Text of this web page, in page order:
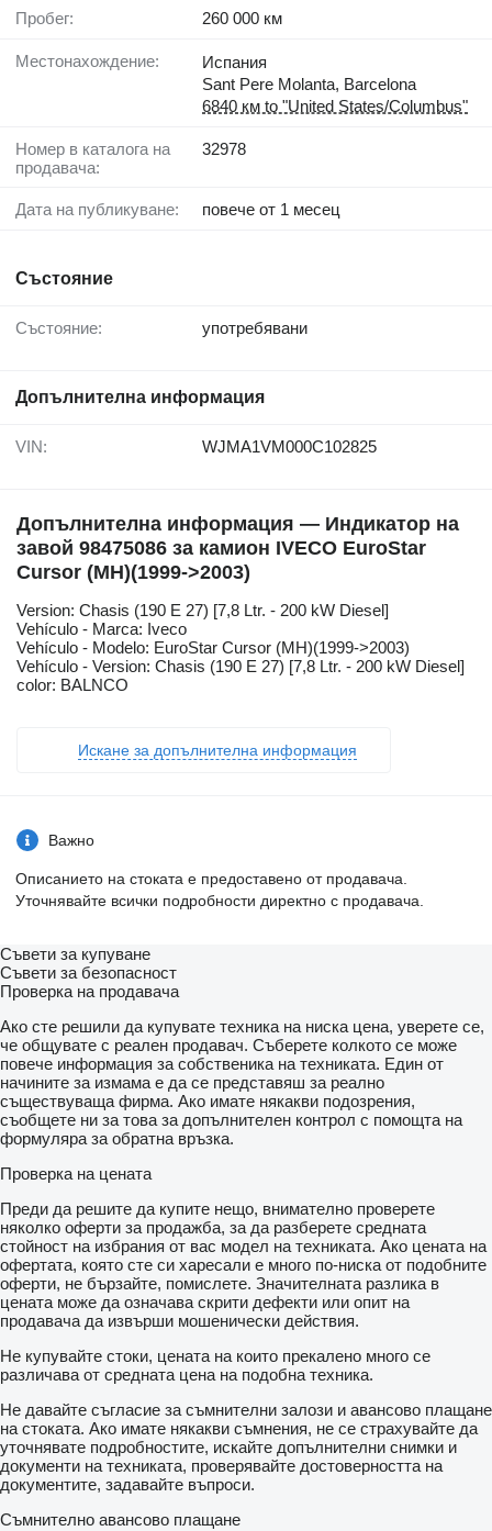
Пробег: 260 000 км
Местонахождение:
Испания
Sant Pere Molanta, Barcelona
6840 км to "United States/Columbus"
Номер в каталога на
продавача:
32978
Дата на публикуване: повече от 1 месец
Състояние
Състояние: употребявани
Допълнителна информация
VIN: WJMA1VM000C102825
Допълнителна информация — Индикатор на
завой 98475086 за камион IVECO EuroStar
Cursor (MH)(1999->2003)
Version: Chasis (190 E 27) [7,8 Ltr. - 200 kW Diesel]
Vehículo - Marca: Iveco
Vehículo - Modelo: EuroStar Cursor (MH)(1999->2003)
Vehículo - Version: Chasis (190 E 27) [7,8 Ltr. - 200 kW Diesel]
color: BALNCO
Искане за допълнителна информация
Важно
Описанието на стоката е предоставено от продавача.
Уточнявайте всички подробности директно с продавача.
Съвети за купуване
Съвети за безопасност
Проверка на продавача
Ако сте решили да купувате техника на ниска цена, уверете се,
че общувате с реален продавач. Съберете колкото се може
повече информация за собственика на техниката. Един от
начините за измама е да се представяш за реално
съществуваща фирма. Ако имате някакви подозрения,
съобщете ни за това за допълнителен контрол с помощта на
формуляра за обратна връзка.
Проверка на цената
Преди да решите да купите нещо, внимателно проверете
няколко оферти за продажба, за да разберете средната
стойност на избрания от вас модел на техниката. Ако цената на
офертата, която сте си харесали е много по-ниска от подобните
оферти, не бързайте, помислете. Значителната разлика в
цената може да означава скрити дефекти или опит на
продавача да извърши мошенически действия.
Не купувайте стоки, цената на които прекалено много се
различава от средната цена на подобна техника.
Не давайте съгласие за съмнителни залози и авансово плащане
на стоката. Ако имате някакви съмнения, не се страхувайте да
уточнявате подробностите, искайте допълнителни снимки и
документи на техниката, проверявайте достоверността на
документите, задавайте въпроси.
Съмнително авансово плащане